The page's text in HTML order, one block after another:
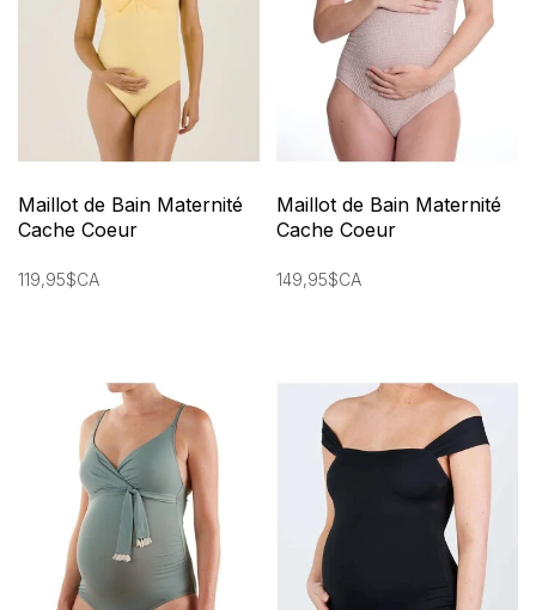
Maillot de Bain Maternité
Cache Coeur
119,95$CA
Maillot de Bain Maternité
Cache Coeur
149,95$CA